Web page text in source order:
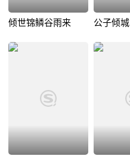
倾世锦鳞谷雨来 公子倾城